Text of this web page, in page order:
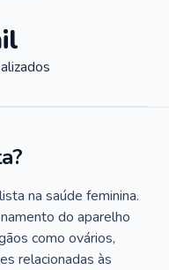
na saúde feminina.
do aparelho
como ovários,
relacionadas às